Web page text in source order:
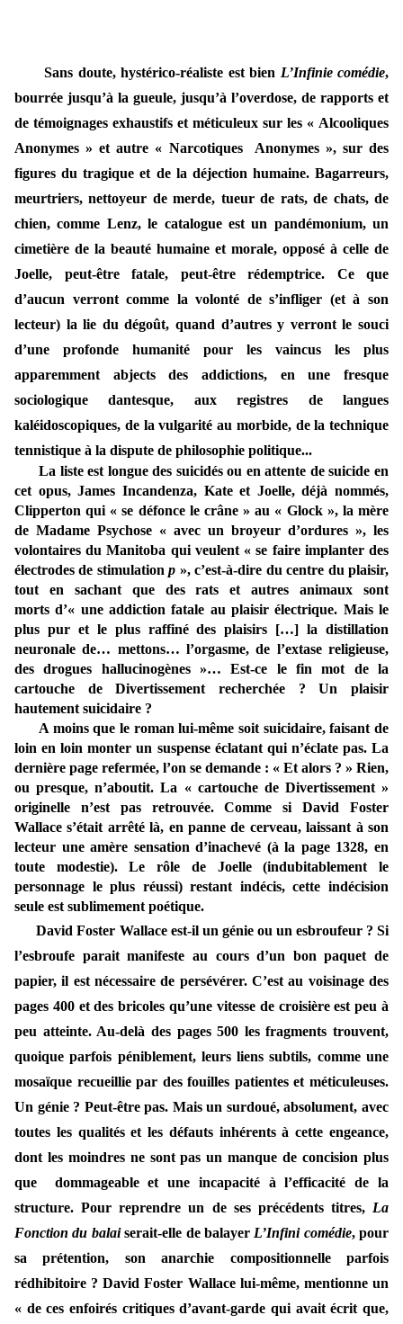
Sans doute, hystérico-réaliste est bien L’Infinie comédie,
bourrée jusqu’à la gueule, jusqu’à l’overdose, de rapports et
de témoignages exhaustifs et méticuleux sur les « Alcooliques
Anonymes » et autre « Narcotiques Anonymes », sur des
figures du tragique et de la déjection humaine. Bagarreurs,
meurtriers, nettoyeur de merde, tueur de rats, de chats, de
chien, comme Lenz, le catalogue est un pandémonium, un
cimetière de la beauté humaine et morale, opposé à celle de
Joelle, peut-être fatale, peut-être rédemptrice. Ce que
d’aucun verront comme la volonté de s’infliger (et à son
lecteur) la lie du dégoût, quand d’autres y verront le souci
d’une profonde humanité pour les vaincus les plus
apparemment abjects des addictions, en une fresque
sociologique dantesque, aux registres de langues
kaléidoscopiques, de la vulgarité au morbide, de la technique
tennistique à la dispute de philosophie politique...
La liste est longue des suicidés ou en attente de suicide en
cet opus, James Incandenza, Kate et Joelle, déjà nommés,
Clipperton qui « se défonce le crâne » au « Glock », la mère
de Madame Psychose « avec un broyeur d’ordures », les
volontaires du Manitoba qui veulent « se faire implanter des
électrodes de stimulationp », c’est-à-dire du centre du plaisir,
tout en sachant que des rats et autres animaux sont
morts d’« une addiction fatale au plaisir électrique. Mais le
plus pur et le plus raffiné des plaisirs […] la distillation
neuronale de… mettons… l’orgasme, de l’extase religieuse,
des drogues hallucinogènes »… Est-ce le fin mot de la
cartouche de Divertissement recherchée ? Un plaisir
hautement suicidaire ?
A moins que le roman lui-même soit suicidaire, faisant de
loin en loin monter un suspense éclatant qui n’éclate pas. La
dernière page refermée, l’on se demande : « Et alors ? » Rien,
ou presque, n’aboutit. La « cartouche de Divertissement »
originelle n’est pas retrouvée. Comme si David Foster
Wallace s’était arrêté là, en panne de cerveau, laissant à son
lecteur une amère sensation d’inachevé (à la page 1328, en
toute modestie). Le rôle de Joelle (indubitablement le
personnage le plus réussi) restant indécis, cette indécision
seule est sublimement poétique.
David Foster Wallace est-il un génie ou un esbroufeur ? Si
l’esbroufe parait manifeste au cours d’un bon paquet de
papier, il est nécessaire de persévérer. C’est au voisinage des
pages 400 et des bricoles qu’une vitesse de croisière est peu à
peu atteinte. Au-delà des pages 500 les fragments trouvent,
quoique parfois péniblement, leurs liens subtils, comme une
mosaïque recueillie par des fouilles patientes et méticuleuses.
Un génie ? Peut-être pas. Mais un surdoué, absolument, avec
toutes les qualités et les défauts inhérents à cette engeance,
dont les moindres ne sont pas un manque de concision plus
que dommageable et une incapacité à l’efficacité de la
structure. Pour reprendre un de ses précédents titres, La
Fonction du balaiserait-elle de balayer L’Infini comédie, pour
sa prétention, son anarchie compositionnelle parfois
rédhibitoire ? David Foster Wallace lui-même, mentionne un
« de ces enfoirés critiques d’avant-garde qui avait écrit que,